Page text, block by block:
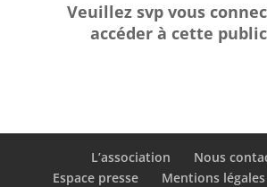
Veuillez svp vous
accéder à cette
L’association
Nous
Espace presse
Mentions